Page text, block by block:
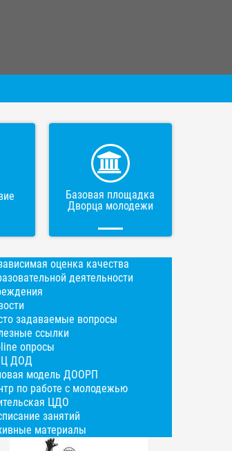
Базовая площадка
Дворца молодежи
оценка качества
деятельности
задаваемые вопросы
ссылки
line опросы
ДОД
модель ДООРП
по работе с молодежью
ЦДО
занятий
материалы